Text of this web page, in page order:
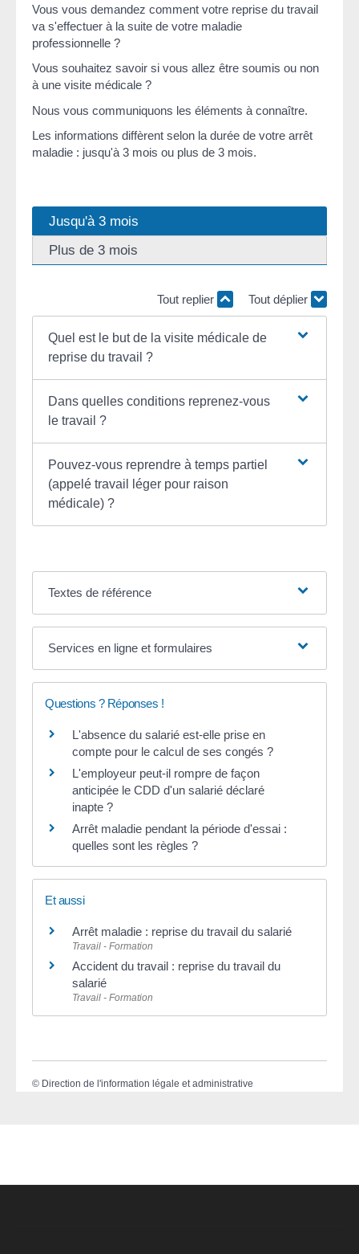
Vous vous demandez comment votre reprise du travail
va s'effectuer à la suite de votre maladie
professionnelle ?
Vous souhaitez savoir si vous allez être soumis ou non
à une visite médicale ?
Nous vous communiquons les éléments à connaître.
Les informations diffèrent selon la durée de votre arrêt
maladie : jusqu'à 3 mois ou plus de 3 mois.
Jusqu'à 3 mois
Plus de 3 mois
Tout replier Tout déplier
Quel est le but de la visite médicale de
reprise du travail ?
Dans quelles conditions reprenez-vous
le travail ?
Pouvez-vous reprendre à temps partiel
(appelé travail léger pour raison
médicale) ?
Textes de référence
Services en ligne et formulaires
Questions ? Réponses !
L'absence du salarié est-elle prise en
compte pour le calcul de ses congés ?
L'employeur peut-il rompre de façon
anticipée le CDD d'un salarié déclaré
inapte ?
Arrêt maladie pendant la période d'essai :
quelles sont les règles ?
Et aussi
Arrêt maladie : reprise du travail du salarié
Travail - Formation
Accident du travail : reprise du travail du
salarié
Travail - Formation
© Direction de l'information légale et administrative